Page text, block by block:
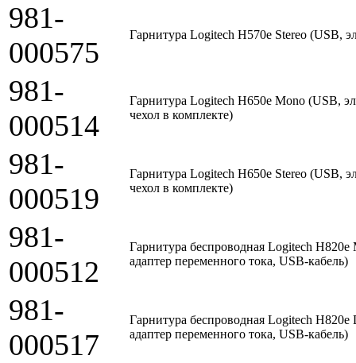
981-
000575
Гарнитура Logitech H570e Stereo (USB,
981-
000514
Гарнитура Logitech H650e Mono (USB,
чехол в комплекте)
981-
000519
Гарнитура Logitech H650e Stereo (USB,
чехол в комплекте)
981-
000512
Гарнитура беспроводная Logitech H820e
адаптер переменного тока, USB-кабель)
981-
000517
Гарнитура беспроводная Logitech H820e
адаптер переменного тока, USB-кабель)